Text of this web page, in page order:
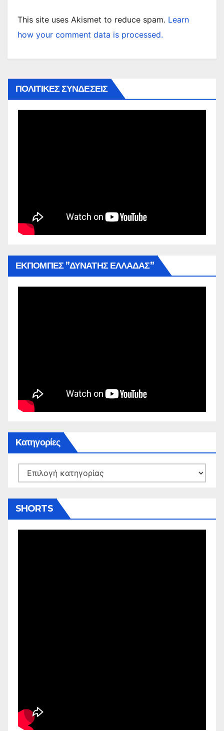
This site uses Akismet to reduce spam. Learn
how your comment data is processed.
ΠΟΛΙΤΙΚΕΣ ΣΥΝΔΕΣΕΙΣ
ΕΚΠΟΜΠΕΣ ”ΔΥΝΑΤΗΣ ΕΛΛΑΔΑΣ”
Kατηγορίες
Kατηγορίες
SHORTS